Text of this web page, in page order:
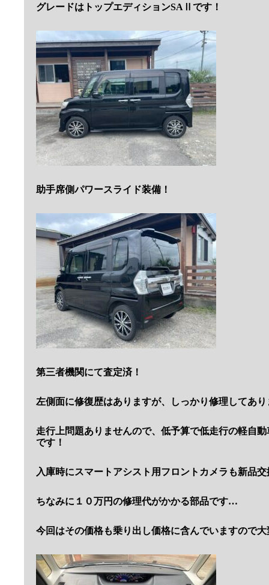
グレードはトップエディションSAⅡです！
助手席側パワースライド装備！
第三者機関にて査定済！
左側面に修復歴はありますが、しっかり修理してあ
走行上問題ありませんので、低予算で低走行の軽自
です！
入庫時にスマートアシスト用フロントカメラも新品交
ちなみに１０万円の修理代がかかる部品です…
今回はその価格も乗り出し価格に含んでいますので